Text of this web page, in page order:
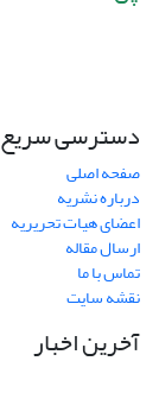
دسترسی سریع
صفحه اصلی
درباره نشریه
اعضای هیات تحریریه
ارسال مقاله
تماس با ما
نقشه سایت
آخرین اخبار